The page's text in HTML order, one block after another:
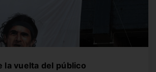
la vuelta del público